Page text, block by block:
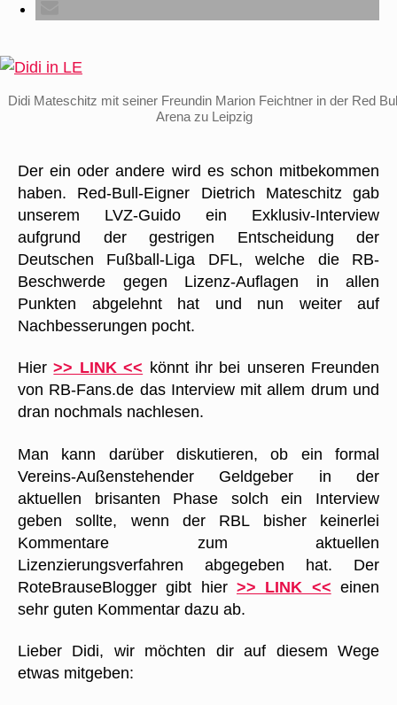
Didi Mateschitz mit seiner Freundin Marion Feichtner in der Red
Arena zu Leipzig
Der ein oder andere wird es schon mitbekommen
haben. Red-Bull-Eigner Dietrich Mateschitz gab
unserem LVZ-Guido ein Exklusiv-Interview
aufgrund der gestrigen Entscheidung der
Deutschen Fußball-Liga DFL, welche die RB-
Beschwerde gegen Lizenz-Auflagen in allen
Punkten abgelehnt hat und nun weiter auf
Nachbesserungen pocht.
Hier>> LINK << könnt ihr bei unseren Freunden
von RB-Fans.de das Interview mit allem drum und
dran nochmals nachlesen.
Man kann darüber diskutieren, ob ein formal
Vereins-Außenstehender Geldgeber in der
aktuellen brisanten Phase solch ein Interview
geben sollte, wenn der RBL bisher keinerlei
Kommentare zum aktuellen
Lizenzierungsverfahren abgegeben hat. Der
RoteBrauseBlogger gibt hier >> LINK << einen
sehr guten Kommentar dazu ab.
Lieber Didi, wir möchten dir auf diesem Wege
etwas mitgeben: